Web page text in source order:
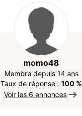
momo48
Membre depuis 14 ans
Taux de réponse : 100 %
Voir les 6 annonces